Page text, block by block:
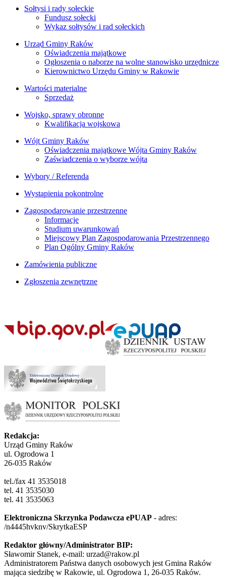
Sołtysi i rady sołeckie
Fundusz sołecki
Wykaz sołtysów i rad sołeckich
Urząd Gminy Raków
Oświadczenia majątkowe
Ogłoszenia o naborze na wolne stanowisko urzędnicze
Kierownictwo Urzędu Gminy w Rakowie
Wartości materialne
Sprzedaż
Wojsko, sprawy obronne
Kwalifikacja wojskowa
Wójt Gminy Raków
Oświadczenia majątkowe Wójta Gminy Raków
Zaświadczenia o wyborze wójta
Wybory / Referenda
Wystąpienia pokontrolne
Zagospodarowanie przestrzenne
Informacje
Studium uwarunkowań
Miejscowy Plan Zagospodarowania Przestrzennego
Plan Ogólny Gminy Raków
Zamówienia publiczne
Zgłoszenia zewnętrzne
Redakcja:
Urząd Gminy Raków
ul. Ogrodowa 1
26-035 Raków
tel./fax 41 3535018
tel. 41 3535030
tel. 41 3535063
Elektroniczna Skrzynka Podawcza ePUAP - adres:
/n4445hvknv/SkrytkaESP
Redaktor główny/Administrator BIP:
Sławomir Stanek, e-mail: urzad@rakow.pl
Administratorem Państwa danych osobowych jest Gmina Raków
mająca siedzibę w Rakowie, ul. Ogrodowa 1, 26-035 Raków.